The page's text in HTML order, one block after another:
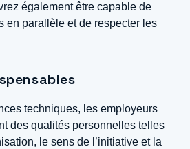
également être capable de
en parallèle et de respecter les
techniques, les employeurs
des qualités personnelles telles
le sens de l’initiative et la